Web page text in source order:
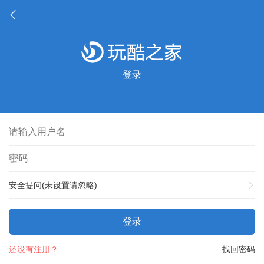
登录
安全提问(未设置请忽略)
登录
找回密码
还没有注册？